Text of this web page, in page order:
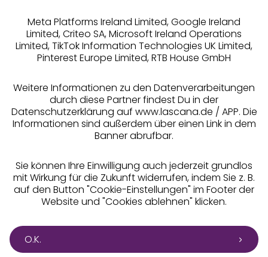
Alle Preise inkl. MwSt., zzgl.
Versandkosten
Meta Platforms Ireland Limited, Google Ireland
Limited, Criteo SA, Microsoft Ireland Operations
Limited, TikTok Information Technologies UK Limited,
Pinterest Europe Limited, RTB House GmbH
Weitere Informationen zu den Datenverarbeitungen
durch diese Partner findest Du in der
Datenschutzerklärung auf www.lascana.de / APP. Die
Informationen sind außerdem über einen Link in dem
Banner abrufbar.
Sie können Ihre Einwilligung auch jederzeit grundlos
mit Wirkung für die Zukunft widerrufen, indem Sie z. B.
auf den Button "Cookie-Einstellungen" im Footer der
Website und "Cookies ablehnen" klicken.
O.K.